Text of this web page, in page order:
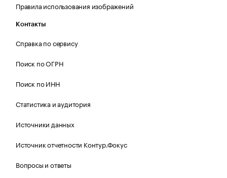
Правила использования изображений
Контакты
Справка по сервису
Поиск по ОГРН
Поиск по ИНН
Статистика и аудитория
Источники данных
Источник отчетности Контур.Фокус
Вопросы и ответы